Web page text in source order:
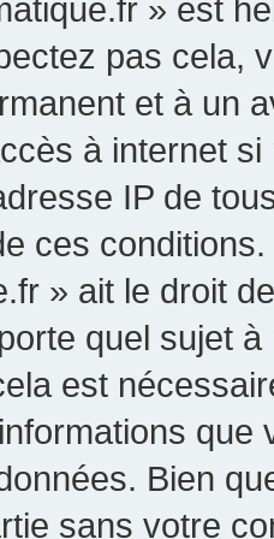
» est
pas cela,
et à un
à internet
IP de
ces
» ait le droit
quel sujet
est
Bien
sans votre